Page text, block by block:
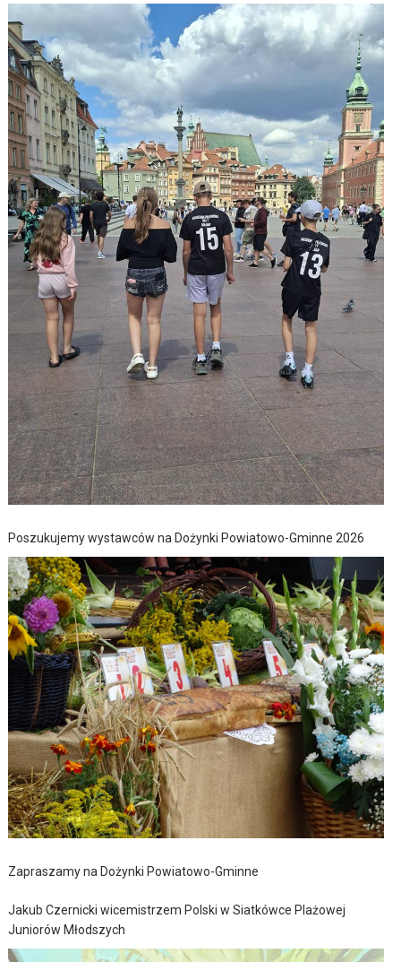
Poszukujemy wystawców na Dożynki Powiatowo-Gminne 2026
Zapraszamy na Dożynki Powiatowo-Gminne
Jakub Czernicki wicemistrzem Polski w Siatkówce Plażowej
Juniorów Młodszych